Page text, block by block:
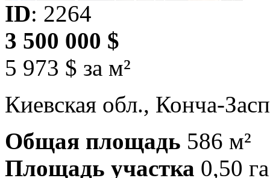
ID: 2264
3 500 000 $
5 973 $ за м²
Киевская обл., Конча-
Общая площадь 586 м²
Площадь участка 0,50 га